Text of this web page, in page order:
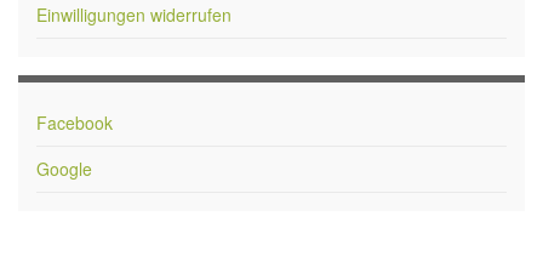
Einwilligungen widerrufen
Facebook
Google